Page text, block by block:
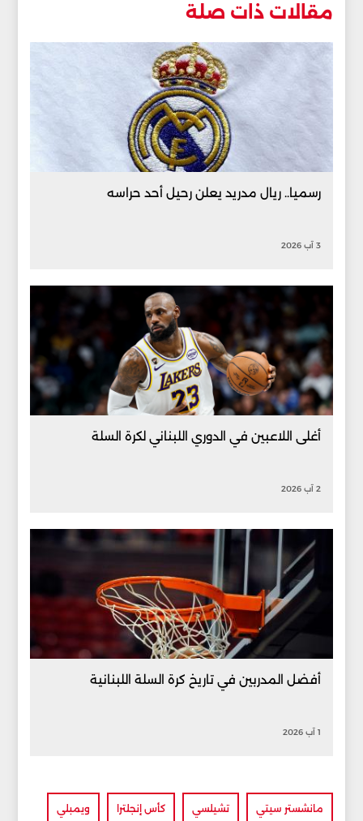
مقالات ذات صلة
رسميا.. ريال مدريد يعلن رحيل أحد حراسه
3 آب 2026
أغلى اللاعبين في الدوري اللبناني لكرة السلة
2 آب 2026
أفضل المدربين في تاريخ كرة السلة اللبنانية
1 آب 2026
مانشستر سيتي تشيلسي كأس إنجلترا ويمبلي